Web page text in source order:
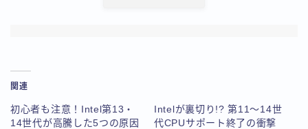
関連
初心者も注意！Intel第13・
14世代が高騰した5つの原因
Intelが裏切り!? 第11～14世
代CPUサポート終了の衝撃